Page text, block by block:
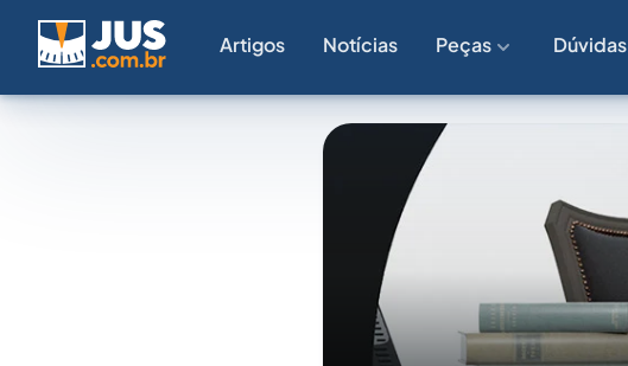
Artigos Notícias Peças Dúvidas